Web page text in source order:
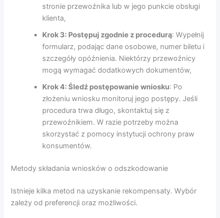
stronie przewoźnika lub w jego punkcie obsługi
klienta,
Krok 3: Postępuj zgodnie z procedurą: Wypełnij
formularz, podając dane osobowe, numer biletu i
szczegóły opóźnienia. Niektórzy przewoźnicy
mogą wymagać dodatkowych dokumentów,
Krok 4: Śledź postępowanie wniosku: Po
złożeniu wniosku monitoruj jego postępy. Jeśli
procedura trwa długo, skontaktuj się z
przewoźnikiem. W razie potrzeby można
skorzystać z pomocy instytucji ochrony praw
konsumentów.
Metody składania wniosków o odszkodowanie
Istnieje kilka metod na uzyskanie rekompensaty. Wybór
zależy od preferencji oraz możliwości.